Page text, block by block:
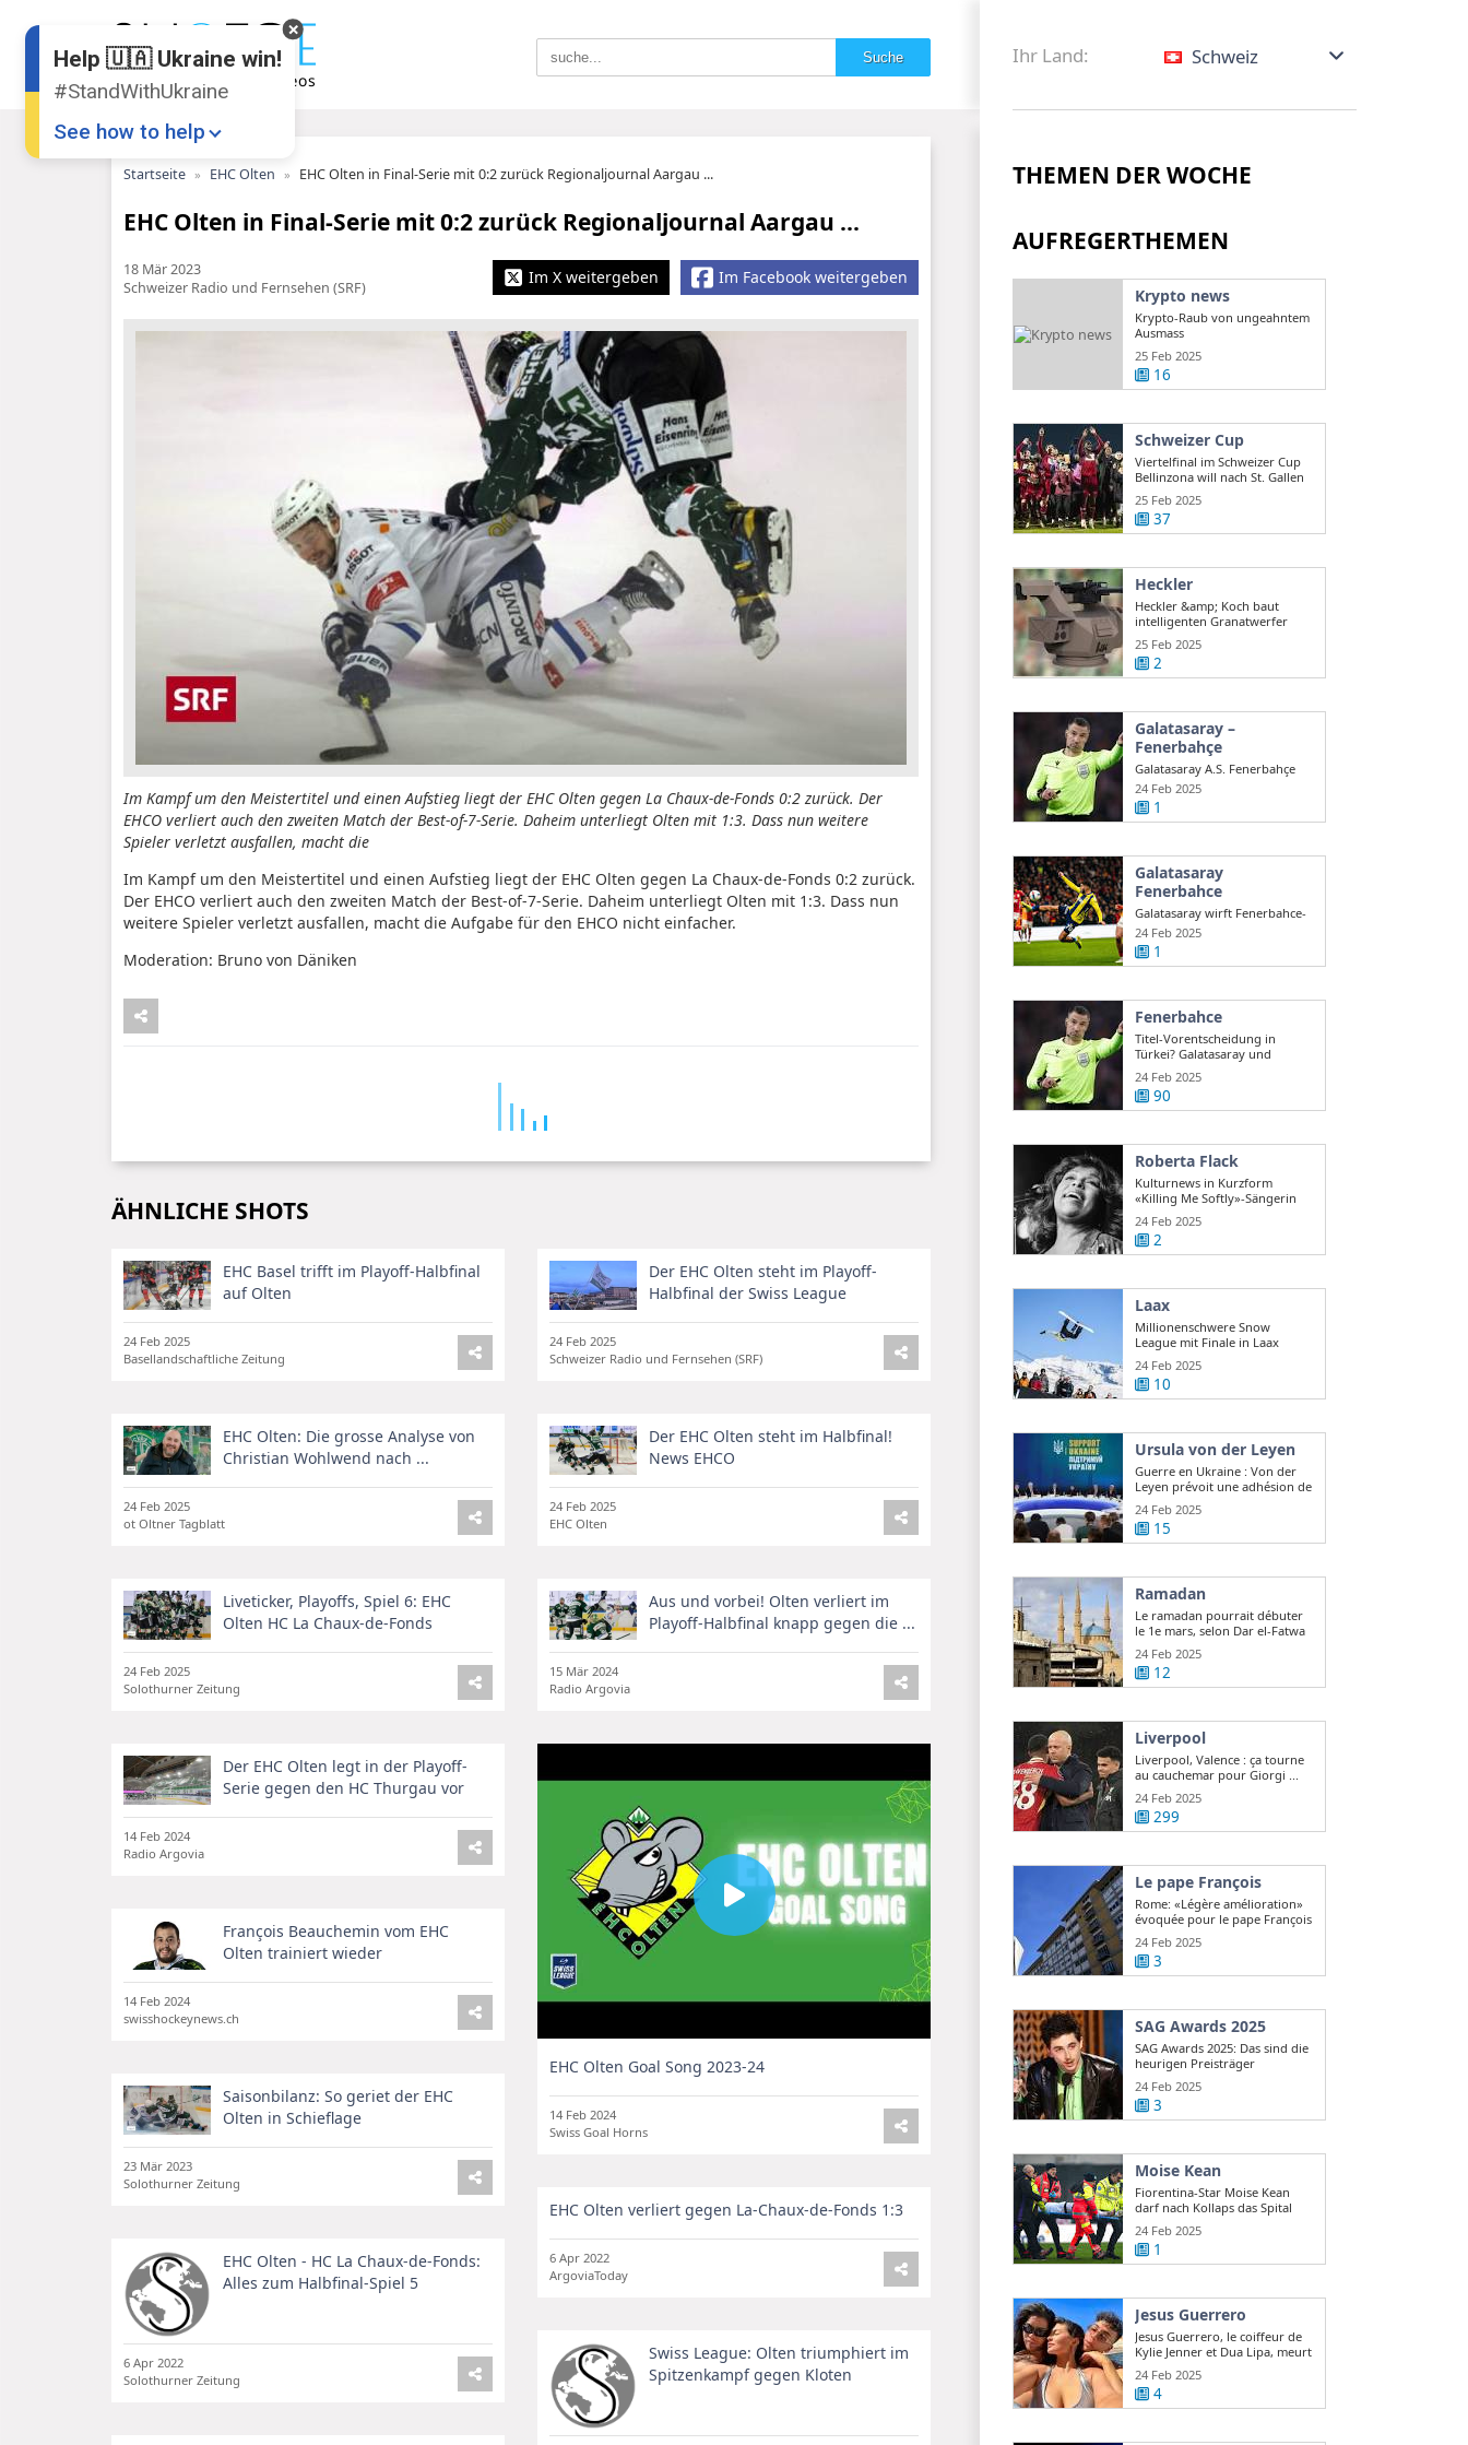
Ihr Land: Schweiz
Startseite EHC Olten EHC Olten in Final-Serie mit 0:2 zurück Regionaljournal Aargau ...
EHC Olten in Final-Serie mit 0:2 zurück Regionaljournal Aargau ...
18 Mär 2023
Schweizer Radio und Fernsehen (SRF)
Im Facebook weitergeben
Im X weitergeben
Im Kampf um den Meistertitel und einen Aufstieg liegt der EHC Olten gegen La Chaux-de-Fonds 0:2 zurück. Der
EHCO verliert auch den zweiten Match der Best-of-7-Serie. Daheim unterliegt Olten mit 1:3. Dass nun weitere
Spieler verletzt ausfallen, macht die
Im Kampf um den Meistertitel und einen Aufstieg liegt der EHC Olten gegen La Chaux-de-Fonds 0:2 zurück.
Der EHCO verliert auch den zweiten Match der Best-of-7-Serie. Daheim unterliegt Olten mit 1:3. Dass nun
weitere Spieler verletzt ausfallen, macht die Aufgabe für den EHCO nicht einfacher.
Moderation: Bruno von Däniken
ÄHNLICHE SHOTS
EHC Basel trifft im Playoff-Halbfinal
auf Olten
24 Feb 2025
Basellandschaftliche Zeitung
Der EHC Olten steht im Playoff-
Halbfinal der Swiss League
24 Feb 2025
Schweizer Radio und Fernsehen (SRF)
EHC Olten: Die grosse Analyse von
Christian Wohlwend nach ...
24 Feb 2025
ot Oltner Tagblatt
Der EHC Olten steht im Halbfinal!
News EHCO
24 Feb 2025
EHC Olten
Liveticker, Playoffs, Spiel 6: EHC
Olten HC La Chaux-de-Fonds
24 Feb 2025
Solothurner Zeitung
Aus und vorbei! Olten verliert im
Playoff-Halbfinal knapp gegen die ...
15 Mär 2024
Radio Argovia
Der EHC Olten legt in der Playoff-
Serie gegen den HC Thurgau vor
14 Feb 2024
Radio Argovia
EHC Olten Goal Song 2023-24
14 Feb 2024
Swiss Goal Horns
François Beauchemin vom EHC
Olten trainiert wieder
14 Feb 2024
swisshockeynews.ch
Saisonbilanz: So geriet der EHC
Olten in Schieflage
23 Mär 2023
Solothurner Zeitung
EHC Olten verliert gegen La-Chaux-de-Fonds 1:3
6 Apr 2022
ArgoviaToday
EHC Olten - HC La Chaux-de-Fonds:
Alles zum Halbfinal-Spiel 5
6 Apr 2022
Solothurner Zeitung
Swiss League: Olten triumphiert im
Spitzenkampf gegen Kloten
THEMEN DER WOCHE
AUFREGERTHEMEN
Krypto news
Krypto-Raub von ungeahntem
Ausmass
25 Feb 2025
16
Schweizer Cup
Viertelfinal im Schweizer Cup
Bellinzona will nach St. Gallen
auch ...
25 Feb 2025
37
Heckler
Heckler &amp; Koch baut
intelligenten Granatwerfer
gegen Drohnen
25 Feb 2025
2
Galatasaray –
Fenerbahçe
Galatasaray A.S. Fenerbahçe
A.S. en direct Süper Lig turque
...
24 Feb 2025
1
Galatasaray
Fenerbahce
Galatasaray wirft Fenerbahce-
Coach Mourinho Rassismus
vor
24 Feb 2025
1
Fenerbahce
Titel-Vorentscheidung in
Türkei? Galatasaray und
Fenerbahce ...
24 Feb 2025
90
Roberta Flack
Kulturnews in Kurzform
«Killing Me Softly»-Sängerin
Roberta Flack ...
24 Feb 2025
2
Laax
Millionenschwere Snow
League mit Finale in Laax
24 Feb 2025
10
Ursula von der Leyen
Guerre en Ukraine : Von der
Leyen prévoit une adhésion de
l ...
24 Feb 2025
15
Ramadan
Le ramadan pourrait débuter
le 1e mars, selon Dar el-Fatwa
24 Feb 2025
12
Liverpool
Liverpool, Valence : ça tourne
au cauchemar pour Giorgi ...
24 Feb 2025
299
Le pape François
Rome: «Légère amélioration»
évoquée pour le pape François
24 Feb 2025
3
SAG Awards 2025
SAG Awards 2025: Das sind die
heurigen Preisträger
24 Feb 2025
3
Moise Kean
Fiorentina-Star Moise Kean
darf nach Kollaps das Spital
verlassen
24 Feb 2025
1
Jesus Guerrero
Jesus Guerrero, le coiffeur de
Kylie Jenner et Dua Lipa, meurt
...24 Feb 2025
4
Help 🇺🇦 Ukraine win!
#StandWithUkraine
See how to help
💸